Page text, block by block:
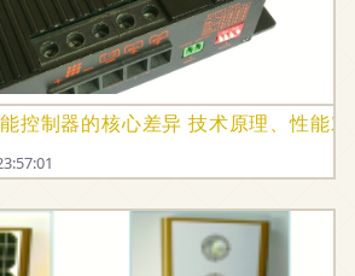
控制器的核心差异 技术原理、性能